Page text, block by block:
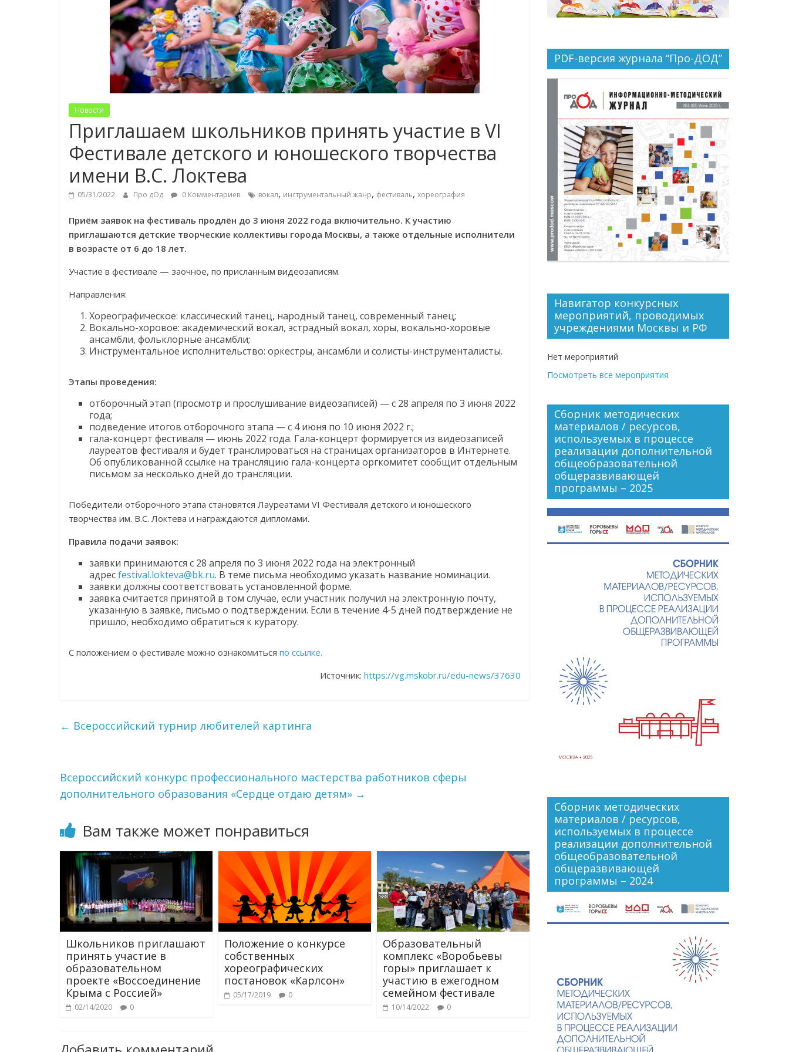
Новости
Приглашаем школьников принять участие в VI
Фестивале детского и юношеского творчества
имени В.С. Локтева
05/31/2022 Про дОд 0 Комментариев вокал, инструментальный жанр, фестиваль, хореография
Приём заявок на фестиваль продлён до 3 июня 2022 года включительно. К участию
приглашаются детские творческие коллективы города Москвы, а также отдельные исполнители
в возрасте от 6 до 18 лет.
Участие в фестивале — заочное, по присланным видеозаписям.
Направления:
Хореографическое: классический танец, народный танец, современный танец;
Вокально-хоровое: академический вокал, эстрадный вокал, хоры, вокально-хоровые
ансамбли, фольклорные ансамбли;
Инструментальное исполнительство: оркестры, ансамбли и солисты-инструменталисты.
Этапы проведения:
отборочный этап (просмотр и прослушивание видеозаписей) — с 28 апреля по 3 июня 2022
года;
подведение итогов отборочного этапа — с 4 июня по 10 июня 2022 г.;
гала-концерт фестиваля — июнь 2022 года. Гала-концерт формируется из видеозаписей
лауреатов фестиваля и будет транслироваться на страницах организаторов в Интернете.
Об опубликованной ссылке на трансляцию гала-концерта оргкомитет сообщит отдельным
письмом за несколько дней до трансляции.
Победители отборочного этапа становятся Лауреатами VI Фестиваля детского и юношеского
творчества им. В.С. Локтева и награждаются дипломами.
Правила подачи заявок:
заявки принимаются с 28 апреля по 3 июня 2022 года на электронный
адресfestival.lokteva@bk.ru. В теме письма необходимо указать название номинации.
заявки должны соответствовать установленной форме.
заявка считается принятой в том случае, если участник получил на электронную почту,
указанную в заявке, письмо о подтверждении. Если в течение 4-5 дней подтверждение не
пришло, необходимо обратиться к куратору.
С положением о фестивале можно ознакомиться по ссылке.
Источник: https://vg.mskobr.ru/edu-news/37630
← Всероссийский турнир любителей картинга
Всероссийский конкурс профессионального мастерства работников сферы
дополнительного образования «Сердце отдаю детям» →
Вам также может понравиться
Школьников приглашают
принять участие в
образовательном
проекте «Воссоединение
Крыма с Россией»
02/14/2020 0
Положение о конкурсе
собственных
хореографических
постановок «Карлсон»
05/17/2019 0
Образовательный
комплекс «Воробьевы
горы» приглашает к
участию в ежегодном
семейном фестивале
10/14/2022 0
PDF-версия журнала “Про-ДОД”
Навигатор конкурсных
мероприятий, проводимых
учреждениями Москвы и РФ
Нет мероприятий
Посмотреть все мероприятия
Сборник методических
материалов / ресурсов,
используемых в процессе
реализации дополнительной
общеобразовательной
общеразвивающей
программы – 2025
Сборник методических
материалов / ресурсов,
используемых в процессе
реализации дополнительной
общеобразовательной
общеразвивающей
программы – 2024